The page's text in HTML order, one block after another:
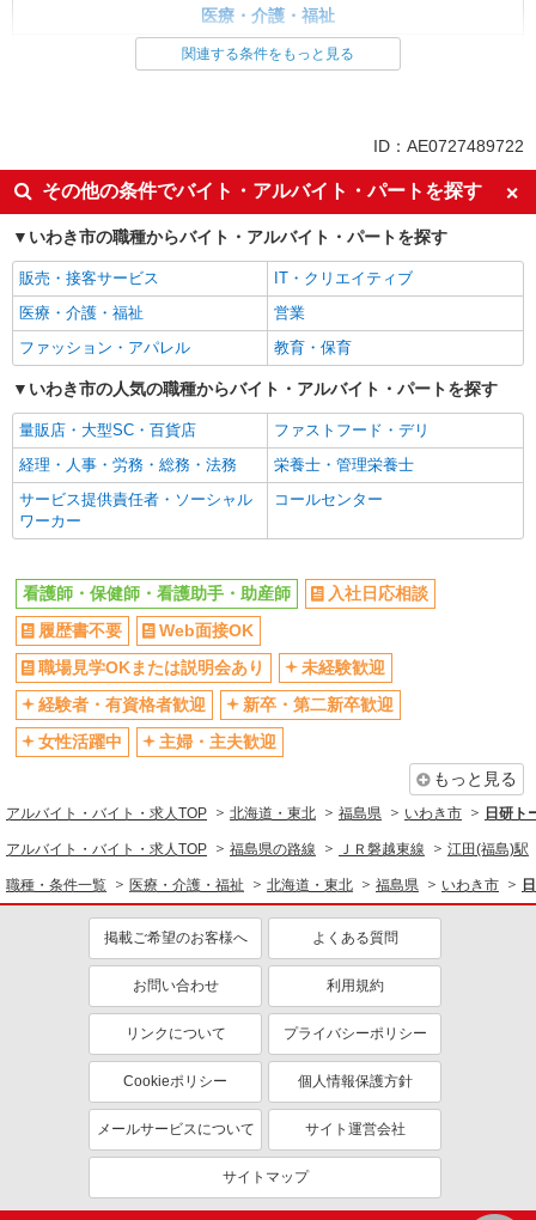
医療・介護・福祉
看護師・保健師・看護助手・助産師
週2～3日勤務OK
深夜
交通費支給
社会保険あり
関連する条件をもっと見る
ID：AE0727489722
その他の条件でバイト・アルバイト・パートを探す
いわき市の職種からバイト・アルバイト・パートを探す
販売・接客サービス
IT・クリエイティブ
医療・介護・福祉
営業
ファッション・アパレル
教育・保育
いわき市の人気の職種からバイト・アルバイト・パートを探す
量販店・大型SC・百貨店
ファストフード・デリ
経理・人事・労務・総務・法務
栄養士・管理栄養士
サービス提供責任者・ソーシャル
ワーカー
コールセンター
看護師・保健師・看護助手・助産師
入社日応相談
履歴書不要
Web面接OK
職場見学OKまたは説明会あり
未経験歓迎
経験者・有資格者歓迎
新卒・第二新卒歓迎
女性活躍中
主婦・主夫歓迎
もっと見る
アルバイト・バイト・求人TOP 北海道・東北 福島県 いわき市 日研ト
アルバイト・バイト・求人TOP 福島県の路線 ＪＲ磐越東線 江田(福島)駅
職種・条件一覧 医療・介護・福祉 北海道・東北 福島県 いわき市
掲載ご希望のお客様へ よくある質問
お問い合わせ 利用規約
リンクについて プライバシーポリシー
Cookieポリシー 個人情報保護方針
メールサービスについて サイト運営会社
サイトマップ